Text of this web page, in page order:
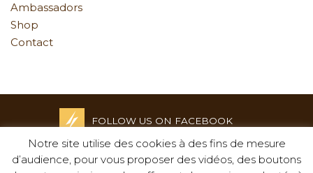
Ambassadors
Shop
Contact
FOLLOW US ON FACEBOOK
Credits and Legal notices
-
Notre site utilise des cookies à des fins de mesure
d’audience, pour vous proposer des vidéos, des boutons